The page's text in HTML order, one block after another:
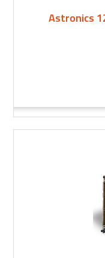
Astronics